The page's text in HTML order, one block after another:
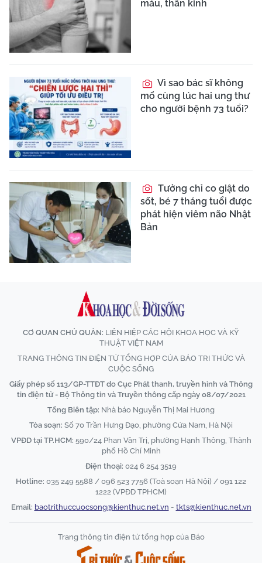
máu, thần kinh
Vì sao bác sĩ không
mổ cùng lúc hai ung thư
cho người bệnh 73 tuổi?
Tưởng chỉ co giật do
sốt, bé 7 tháng tuổi được
phát hiện viêm não Nhật
Bản
CƠ QUAN CHỦ QUẢN: LIÊN HIỆP CÁC HỘI KHOA HỌC VÀ KỸ
THUẬT VIỆT NAM
TRANG THÔNG TIN ĐIỆN TỬ TỔNG HỢP CỦA BÁO TRI THỨC VÀ
CUỘC SỐNG
Giấy phép số 113/GP-TTĐT do Cục Phát thanh, truyền hình và Thông
tin điện tử - Bộ Thông tin và Truyền thông cấp ngày 08/07/2021
Tổng Biên tập: Nhà báo Nguyễn Thị Mai Hương
Tòa soạn: Số 70 Trần Hưng Đạo, phường Cửa Nam, Hà Nội
VPĐD tại TP.HCM: 590/24 Phan Văn Trị, phường Hạnh Thông, Thành
phố Hồ Chí Minh
Điện thoại: 024 6 254 3519
Hotline: 035 249 5588 / 096 523 7756 (Toà soạn Hà Nội) / 091 122
1222 (VPĐD TPHCM)
Email: baotrithuccuocsong@kienthuc.net.vn - tkts@kienthuc.net.vn
Trang thông tin điện tử tổng hợp của Báo